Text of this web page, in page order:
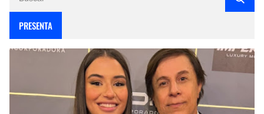
PRESENTA